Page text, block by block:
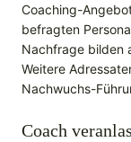
Coaching-
befragten
Nachfrage bilden
Weitere
Nachwuchs-
Coach